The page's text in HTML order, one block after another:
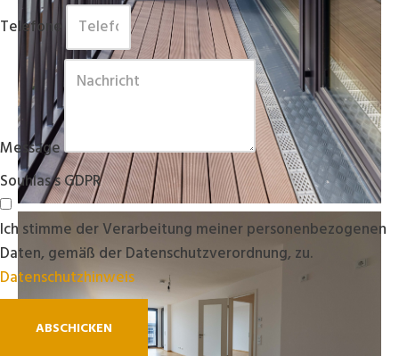
Telefone
Message
Souhlas s GDPR
Ich stimme der Verarbeitung meiner personenbezogenen
Daten, gemäß der Datenschutzverordnung, zu.
Datenschutzhinweis
ABSCHICKEN